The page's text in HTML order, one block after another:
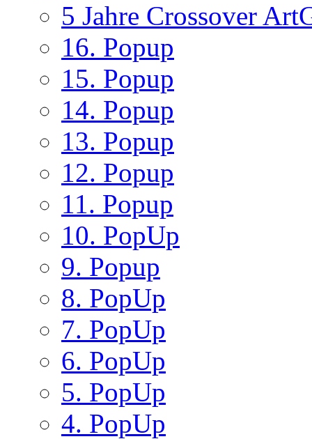
5 Jahre Crossover
16. Popup
15. Popup
14. Popup
13. Popup
12. Popup
11. Popup
10. PopUp
9. Popup
8. PopUp
7. PopUp
6. PopUp
5. PopUp
4. PopUp